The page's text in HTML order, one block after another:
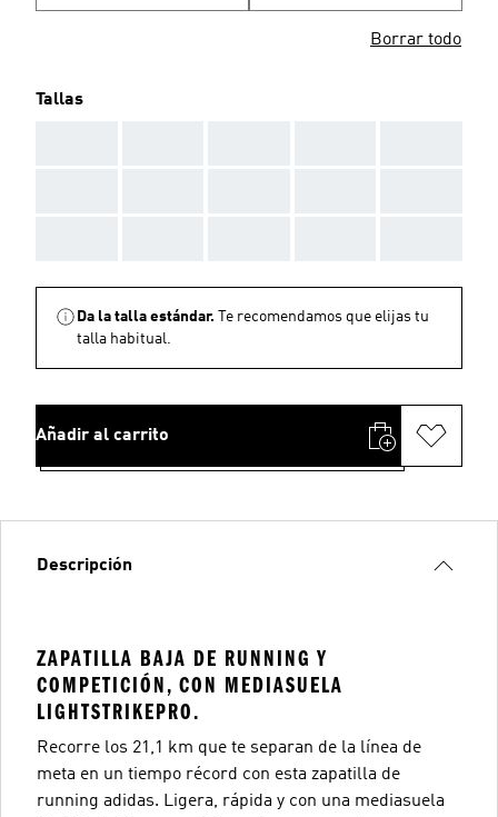
Borrar todo
Tallas
Da la talla estándar.
Te recomendamos que elijas tu
talla habitual.
Añadir al carrito
Descripción
ZAPATILLA BAJA DE RUNNING Y
COMPETICIÓN, CON MEDIASUELA
LIGHTSTRIKEPRO.
Recorre los 21,1 km que te separan de la línea de
meta en un tiempo récord con esta zapatilla de
running adidas. Ligera, rápida y con una mediasuela